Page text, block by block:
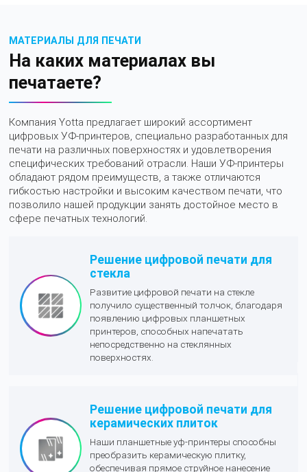
МАТЕРИАЛЫ ДЛЯ ПЕЧАТИ
На каких материалах вы
печатаете?
Компания Yotta предлагает широкий ассортимент
цифровых УФ-принтеров, специально разработанных для
печати на различных поверхностях и удовлетворения
специфических требований отрасли. Наши УФ-принтеры
обладают рядом преимуществ, а также отличаются
гибкостью настройки и высоким качеством печати, что
позволило нашей продукции занять достойное место в
сфере печатных технологий.
Решение цифровой печати для
стекла
Развитие цифровой печати на стекле
получило существенный толчок, благодаря
появлению цифровых планшетных
принтеров, способных напечатать
непосредственно на стеклянных
поверхностях.
Решение цифровой печати для
керамических плиток
Наши планшетные уф-принтеры способны
преобразить керамическую плитку,
обеспечивая прямое струйное нанесение